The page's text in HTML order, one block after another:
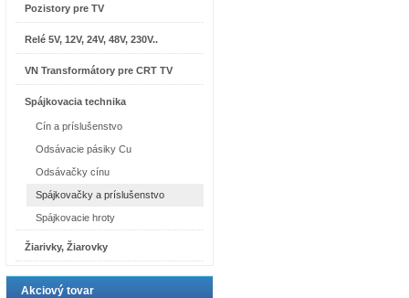
Pozistory pre TV
Relé 5V, 12V, 24V, 48V, 230V..
VN Transformátory pre CRT TV
Spájkovacia technika
Cín a príslušenstvo
Odsávacie pásiky Cu
Odsávačky cínu
Spájkovačky a príslušenstvo
Spájkovacie hroty
Žiarivky, Žiarovky
Akciový tovar